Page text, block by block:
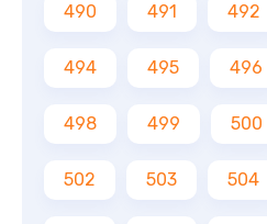
490 491 492
494 495 496
498 499 500
502 503 504